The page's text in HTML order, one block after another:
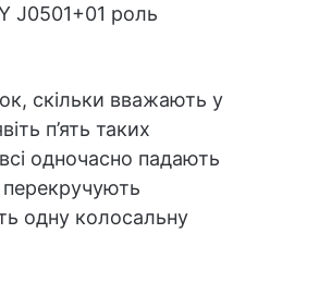
J0501+01 роль
скільки вважають у
п’ять таких
одночасно падають
перекручують
одну колосальну